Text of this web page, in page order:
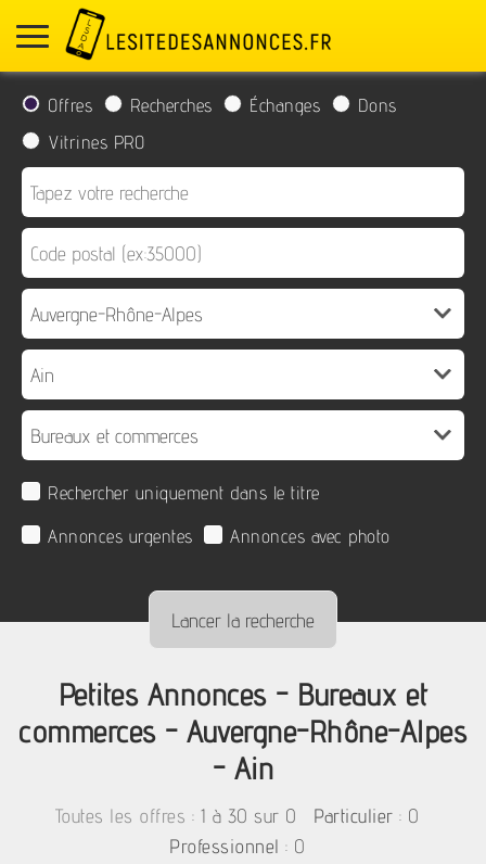
Offres Recherches Échanges
Dons
Vitrines PRO
Rechercher uniquement dans le titre
Annonces urgentes
Annonces avec photo
Petites Annonces - Bureaux et
commerces - Auvergne-Rhône-Alpes
- Ain
Toutes les offres : 1 à 30 sur 0 Particulier : 0
Professionnel : 0